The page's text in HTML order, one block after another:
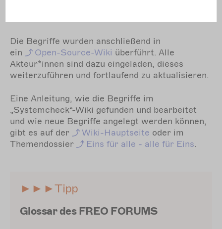
Die Begriffe wurden anschließend in
ein
Open-Source-Wiki überführt. Alle
Akteur*innen sind dazu eingeladen, dieses
weiterzuführen und fortlaufend zu aktualisieren.
Eine Anleitung, wie die Begriffe im
„Systemcheck“-Wiki gefunden und bearbeitet
und wie neue Begriffe angelegt werden können,
gibt es auf der
Wiki-Hauptseite oder im
Themendossier
Eins für alle - alle für Eins.
►►►Tipp
Glossar des FREO FORUMS